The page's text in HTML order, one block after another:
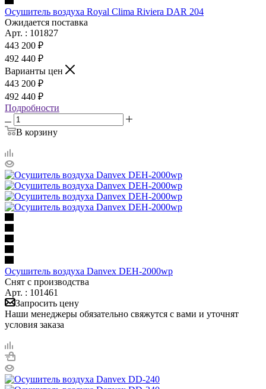
Осушитель воздуха Royal Clima Riviera DAR 204
Ожидается поставка
Арт. : 101827
443 200 ₽
492 440 ₽
Варианты цен
443 200 ₽
492 440 ₽
Подробности
В корзину
Осушитель воздуха Danvex DEH-2000wp
Снят с производства
Арт. : 101461
Запросить цену
Наши менеджеры обязательно свяжутся с вами и уточнят
условия заказа